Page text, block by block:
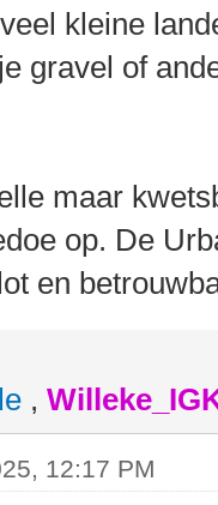
kleine
gravel of
maar
op. De
en
,
12:17 PM